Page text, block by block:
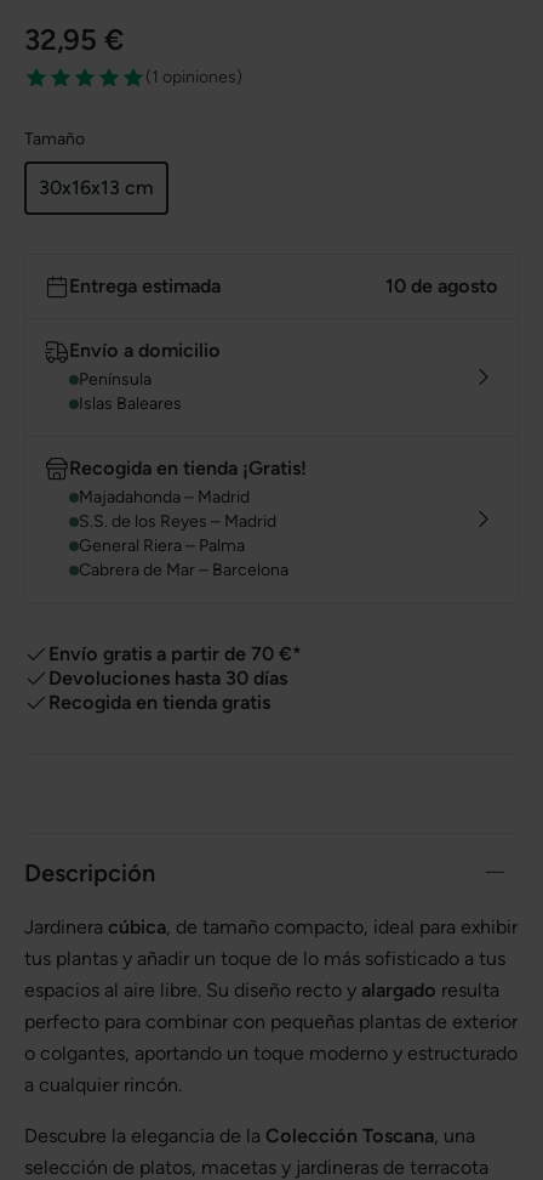
32,95 €
(1 opiniones)
Tamaño
30x16x13 cm
Entrega estimada 10 de agosto
Envío a domicilio
Península
Islas Baleares
Recogida en tienda ¡Gratis!
Majadahonda – Madrid
S.S. de los Reyes – Madrid
General Riera – Palma
Cabrera de Mar – Barcelona
Envío gratis a partir de 70 €*
Devoluciones hasta 30 días
Recogida en tienda gratis
Descripción
Jardinera cúbica, de tamaño compacto, ideal para exhibir
tus plantas y añadir un toque de lo más sofisticado a tus
espacios al aire libre. Su diseño recto y alargado resulta
perfecto para combinar con pequeñas plantas de exterior
o colgantes, aportando un toque moderno y estructurado
a cualquier rincón.
Descubre la elegancia de la Colección Toscana, una
selección de platos, macetas y jardineras de terracota